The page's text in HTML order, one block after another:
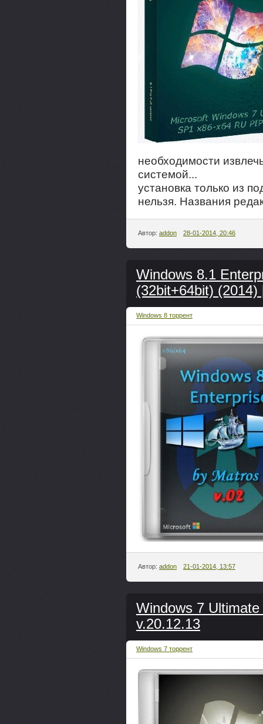
необходимости
системой...
установка только из
нельзя. Названия
Автор: addon 28-01-2014, 20:46
Windows 8.1
(32bit+64bit) (2014)
Windows 8 торрент
Автор: addon 21-01-2014, 13:57
Windows 7
v.20.12.13
Windows 7 торрент